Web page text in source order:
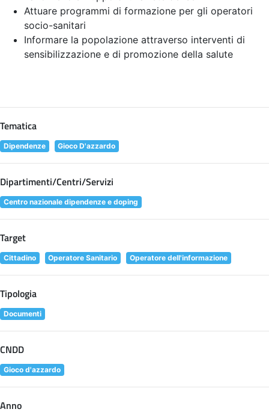
Attuare programmi di formazione per gli operatori
socio-sanitari
Informare la popolazione attraverso interventi di
sensibilizzazione e di promozione della salute
Tematica
Dipendenze Gioco D'azzardo
Dipartimenti/Centri/Servizi
Centro nazionale dipendenze e doping
Target
Cittadino Operatore Sanitario Operatore dell'informazione
Tipologia
Documenti
CNDD
Gioco d'azzardo
Anno